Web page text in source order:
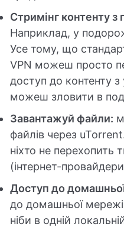
Стримінг контенту з
Наприклад, у
Усе тому, що
VPN можеш просто
доступ до контенту
можеш зловити в
Завантажуй файли:
файлів через
ніхто не перехопить
(інтернет-
Доступ до
до домашньої мережі
ніби в одній